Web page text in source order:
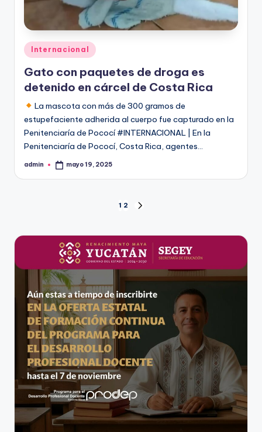
Publicado
en
Internacional
Gato con paquetes de droga es
detenido en cárcel de Costa Rica
La mascota con más de 300 gramos de
estupefaciente adherida al cuerpo fue capturado en la
Penitenciaría de Pococí #INTERNACIONAL | En la
Penitenciaría de Pococí, Costa Rica, agentes…
Publicado
admin mayo 19, 2025
de
entradas
1 2